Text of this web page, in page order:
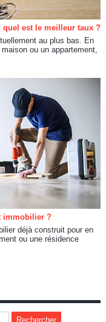
est le meilleur taux ?
au plus bas. En
ou un appartement,
immobilier ?
déjà construit pour en
ou une résidence